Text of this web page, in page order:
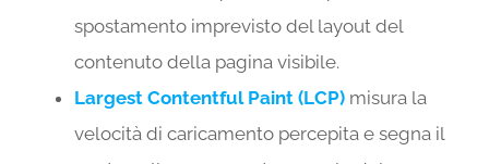
spostamento imprevisto del layout del
contenuto della pagina visibile.
Largest Contentful Paint (LCP) misura la
velocità di caricamento percepita e segna il